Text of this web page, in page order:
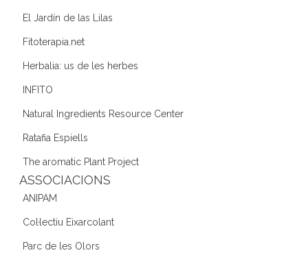
El Jardín de las Lilas
Fitoterapia.net
Herbalia: us de les herbes
INFITO
Natural Ingredients Resource Center
Ratafia Espiells
The aromatic Plant Project
ASSOCIACIONS
ANIPAM
Col·lectiu Eixarcolant
Parc de les Olors